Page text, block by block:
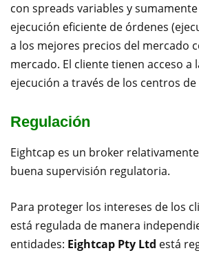
con spreads variables y
ejecución eficiente de órdenes
a los mejores precios del mercado
mercado. El cliente tienen acceso a
ejecución a través de los centros
Regulación
Eightcap es un broker
buena supervisión regulatoria.
Para proteger los intereses de los
está regulada de manera
entidades: Eightcap Pty Ltd está